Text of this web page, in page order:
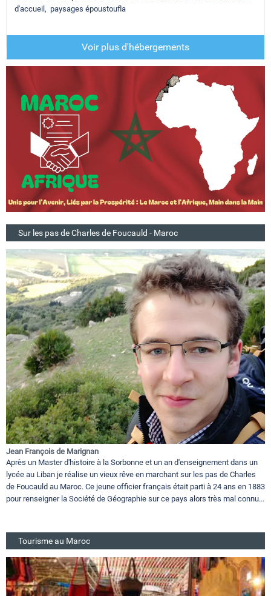
d'accueil, paysages époustoufla
Voir plus d'hébergements
Sur les pas de Charles de Foucauld - Maroc
Jean François de Marignan
Après un Master d'histoire à la Sorbonne et un an d'enseignement dans un
lycée au Liban je réalise un vieux rêve en marchant sur les pas de Charles
de Foucauld au Maroc. Ce jeune officier français était parti à 24 ans en 1883
pour renseigner la Société de Géographie sur ce pays alors très mal connu...
Tourisme au Maroc